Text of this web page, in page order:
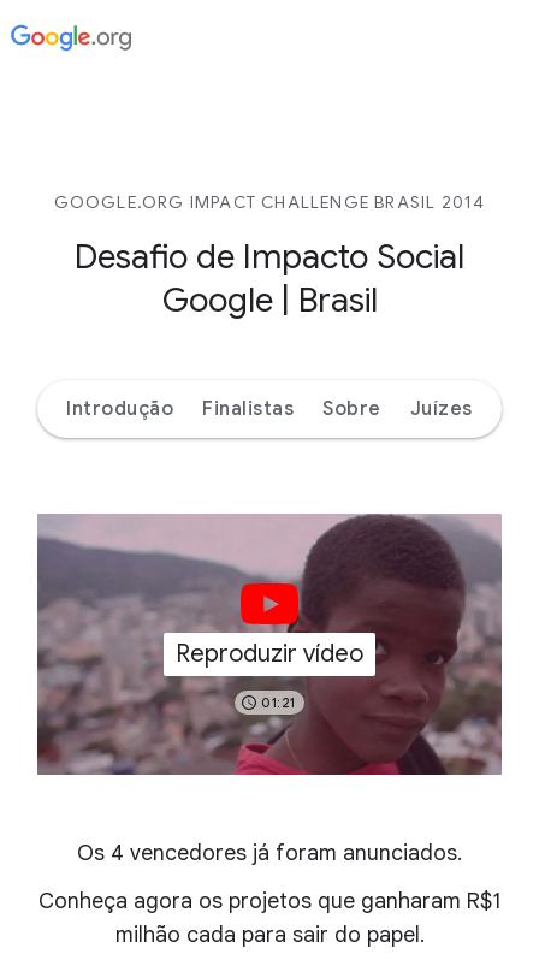
GOOGLE.ORG IMPACT CHALLENGE BRASIL 2014
Desafio de Impacto Social
Google | Brasil
Introdução Finalistas Sobre Juízes
Reproduzir vídeo
01:21
Os 4 vencedores já foram anunciados.
Conheça agora os projetos que ganharam R$1
milhão cada para sair do papel.